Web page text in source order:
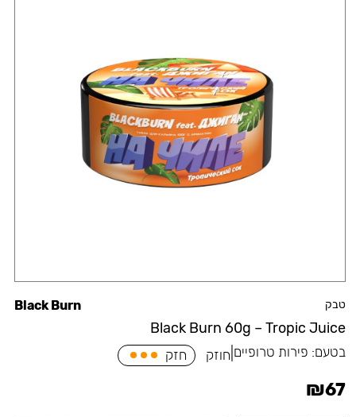
טבק
Black Burn 60g – Tropic Juice
Black Burn
בטעם: פירות טרופיים חוזק חזק
₪67